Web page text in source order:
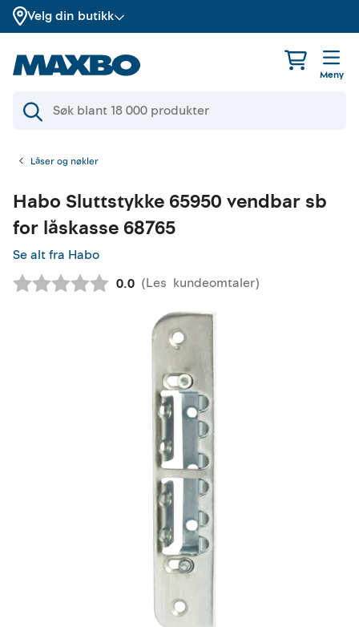
Velg din butikk
Meny
Låser og nøkler
Habo Sluttstykke 65950 vendbar sb
for låskasse 68765
Se alt fra Habo
Gjennomsnittskarakter:
0.0 (Les kundeomtaler)